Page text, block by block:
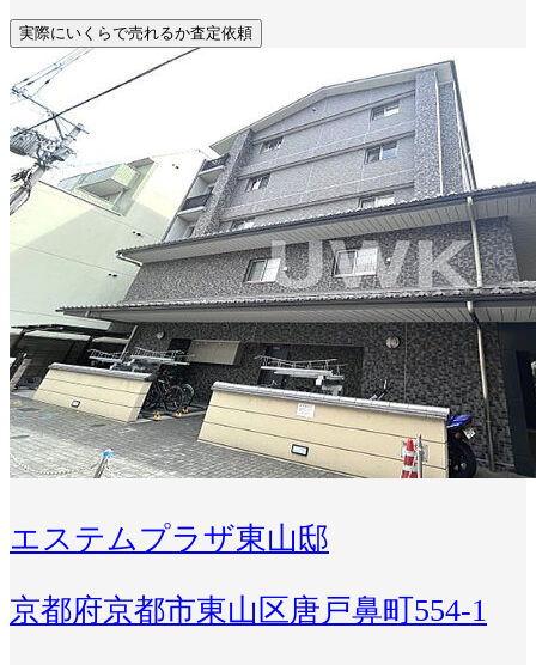
実際にいくらで売れるか査定依頼
エステムプラザ東山邸
京都府京都市東山区唐戸鼻町554-1